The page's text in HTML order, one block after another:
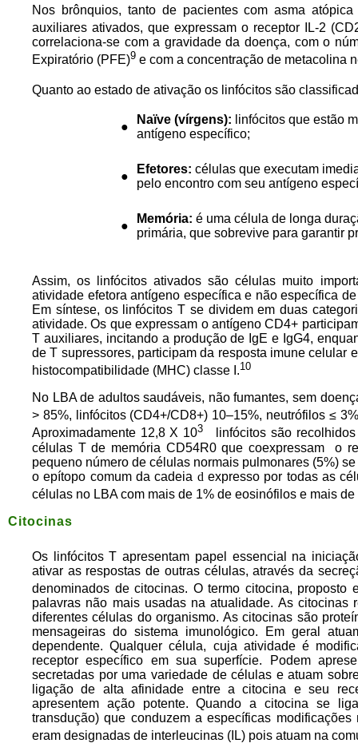
Nos brônquios, tanto de pacientes com asma
auxiliares ativados, que expressam o receptor IL-2
correlaciona-se com a gravidade da doença, com o
Expiratório (PFE)9 e com a concentração de metacolina
Quanto ao estado de ativação os linfócitos são
●
Naïve (vírgens): linfócitos que estão
antígeno específico;
●
Efetores: células que executam
pelo encontro com seu antígeno
●
Memória: é uma célula de longa
primária, que sobrevive para garantir
Assim, os linfócitos ativados são células muito
atividade efetora antígeno específica e não específica
Em síntese, os linfócitos T se dividem em duas
atividade. Os que expressam o antígeno CD4+
T auxiliares, incitando a produção de IgE e IgG4,
de T supressores, participam da resposta imune celular
histocompatibilidade (MHC) classe I.10
No LBA de adultos saudáveis, não fumantes, sem
> 85%, linfócitos (CD4+/CD8+) 10–15%, neutrófilos ≤
Aproximadamente 12,8 X 103linfócitos são recolhidos
células T de memória CD54R0 que coexpressam o
pequeno número de células normais pulmonares (5%)
o epítopo comum da cadeia d expresso por todas as
células no LBA com mais de 1% de eosinófilos e mais
Citocinas
Os linfócitos T apresentam papel essencial na
ativar as respostas de outras células, através da
denominados de citocinas. O termo citocina, proposto
palavras não mais usadas na atualidade. As
diferentes células do organismo. As citocinas são
mensageiras do sistema imunológico. Em geral
dependente. Qualquer célula, cuja atividade é
receptor específico em sua superfície. Podem
secretadas por uma variedade de células e atuam
ligação de alta afinidade entre a citocina e seu
apresentem ação potente. Quando a citocina se
transdução) que conduzem a específicas
eram designadas de interleucinas (IL) pois atuam na